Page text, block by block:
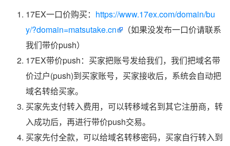
17EX一口价购买： https://www.17ex.com/domain/bu
y/?domain=matsutake.cn
（如果没发布一口价请联系
我们带价push）
17EX带价push：买家把账号发给我们，我们把域名带
价过户(push)到买家账号，买家接收后，系统会自动把
域名转给买家。
买家先支付转入费用，可以转移域名到其它注册商，转
入成功后，再进行带价push交易。
买家先付全款，可以给域名转移密码，买家自行转入到